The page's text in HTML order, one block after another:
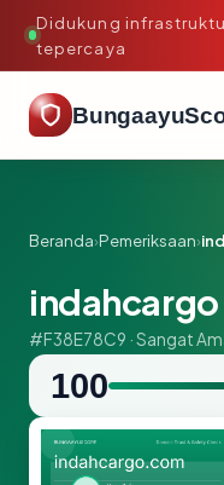
Didukung
tepercaya
Beranda›Pemeriksaan›
#F38E78C9 · Sangat
100